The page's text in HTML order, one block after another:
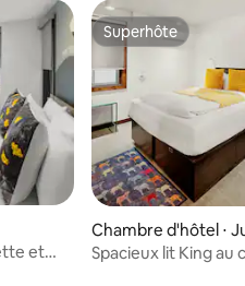
et
Superhôte
Superhôte
Chambre d'hôtel ⋅
Spacieux lit King au